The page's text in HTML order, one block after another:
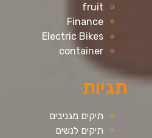
fruit
Finance
Electric Bikes
container
תגיות
תיקים מגניבים
תיקים לנשים